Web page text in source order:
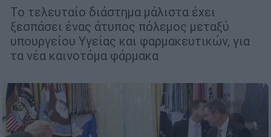
Το τελευταίο διάστημα μάλιστα έχει
ξεσπάσει ένας άτυπος πόλεμος μεταξύ
υπουργείου Υγείας και φαρμακευτικών, για
τα νέα καινοτόμα φάρμακα